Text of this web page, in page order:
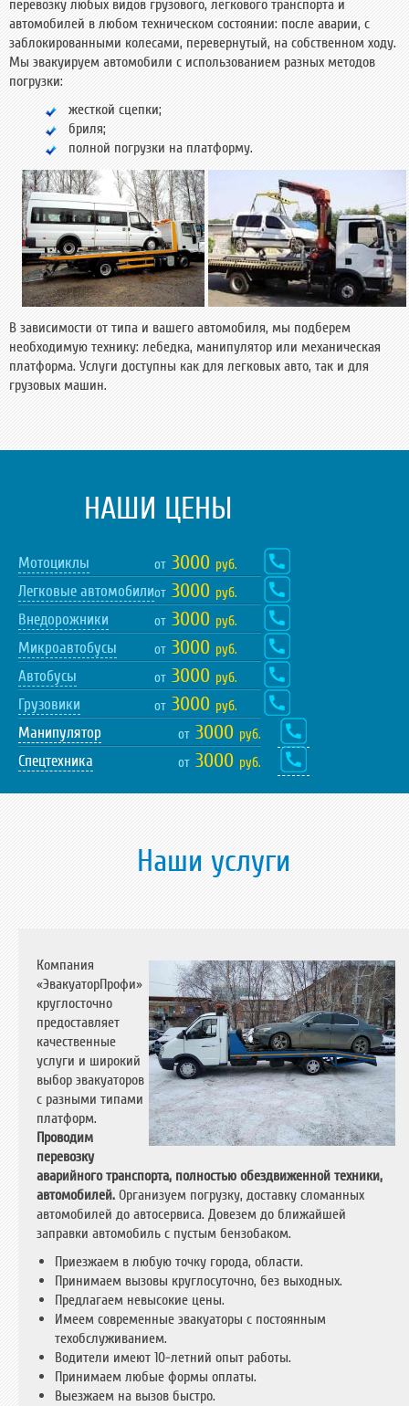
перевозку любых видов грузового, легкового транспорта и
автомобилей в любом техническом состоянии: после аварии, с
заблокированными колесами, перевернутый, на собственном ходу.
Мы эвакуируем автомобили с использованием разных методов
погрузки:
жесткой сцепки;
бриля;
полной погрузки на платформу.
В зависимости от типа и вашего автомобиля, мы подберем
необходимую технику: лебедка, манипулятор или механическая
платформа. Услуги доступны как для легковых авто, так и для
грузовых машин.
НАШИ ЦЕНЫ
Мотоциклы от 3000 руб.
Легковые автомобилиот 3000 руб.
Внедорожники от 3000 руб.
Микроавтобусы от 3000 руб.
Автобусы от 3000 руб.
Грузовики от 3000 руб.
Манипулятор от 3000 руб.
Спецтехника от 3000 руб.
Наши услуги
Компания
«ЭвакуаторПрофи»
круглосточно
предоставляет
качественные
услуги и широкий
выбор эвакуаторов
с разными типами
платформ.
Проводим
перевозку
аварийного транспорта, полностью обездвиженной техники,
автомобилей. Организуем погрузку, доставку сломанных
автомобилей до автосервиса. Довезем до ближайшей
заправки автомобиль с пустым бензобаком.
Приезжаем в любую точку города, области.
Принимаем вызовы круглосуточно, без выходных.
Предлагаем невысокие цены.
Имеем современные эвакуаторы с постоянным
техобслуживанием.
Водители имеют 10-летний опыт работы.
Принимаем любые формы оплаты.
Выезжаем на вызов быстро.